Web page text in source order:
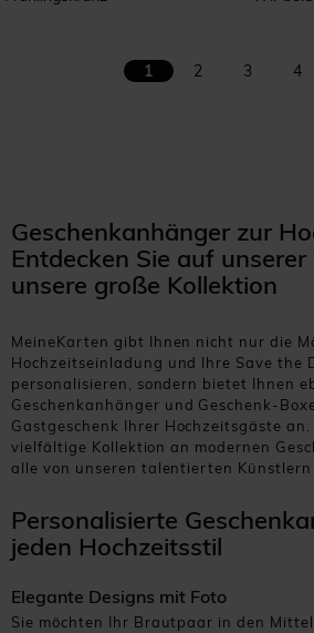
1 2 3 4
Geschenkanhänger zur
Entdecken Sie auf
unsere große Kollektion
MeineKarten gibt Ihnen nicht nur die
Hochzeitseinladung und Ihre Save the
personalisieren, sondern bietet Ihnen
Geschenkanhänger und Geschenk-
Gastgeschenk Ihrer Hochzeitsgäste
vielfältige Kollektion an modernen
alle von unseren talentierten
Personalisierte
jeden Hochzeitsstil
Elegante Designs mit Foto
Sie möchten Ihr Brautpaar in den